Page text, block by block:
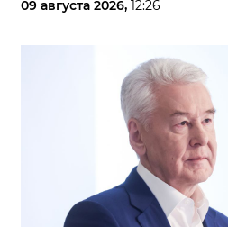
09 августа 2026, 12:26